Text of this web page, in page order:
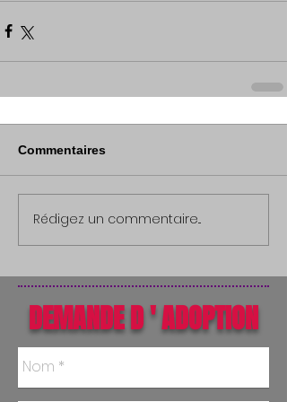
Commentaires
Rédigez un commentaire...
DEMANDE D ' ADOPTION